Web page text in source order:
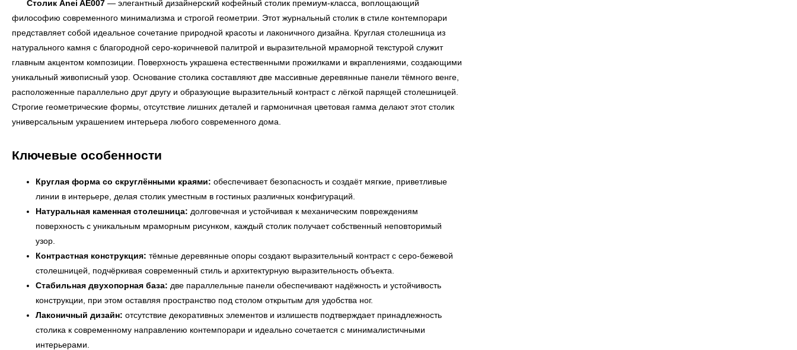
Столик Anei AE007 — элегантный дизайнерский кофейный столик премиум-класса, воплощающий
философию современного минимализма и строгой геометрии. Этот журнальный столик в стиле контемпорари
представляет собой идеальное сочетание природной красоты и лаконичного дизайна. Круглая столешница из
натурального камня с благородной серо-коричневой палитрой и выразительной мраморной текстурой служит
главным акцентом композиции. Поверхность украшена естественными прожилками и вкраплениями, создающими
уникальный живописный узор. Основание столика составляют две массивные деревянные панели тёмного венге,
расположенные параллельно друг другу и образующие выразительный контраст с лёгкой парящей столешницей.
Строгие геометрические формы, отсутствие лишних деталей и гармоничная цветовая гамма делают этот столик
универсальным украшением интерьера любого современного дома.
Ключевые особенности
Круглая форма со скруглёнными краями: обеспечивает безопасность и создаёт мягкие, приветливые
линии в интерьере, делая столик уместным в гостиных различных конфигураций.
Натуральная каменная столешница: долговечная и устойчивая к механическим повреждениям
поверхность с уникальным мраморным рисунком, каждый столик получает собственный неповторимый
узор.
Контрастная конструкция: тёмные деревянные опоры создают выразительный контраст с серо-бежевой
столешницей, подчёркивая современный стиль и архитектурную выразительность объекта.
Стабильная двухопорная база: две параллельные панели обеспечивают надёжность и устойчивость
конструкции, при этом оставляя пространство под столом открытым для удобства ног.
Лаконичный дизайн: отсутствие декоративных элементов и излишеств подтверждает принадлежность
столика к современному направлению контемпорари и идеально сочетается с минималистичными
интерьерами.